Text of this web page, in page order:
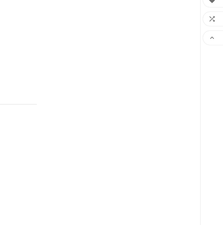

